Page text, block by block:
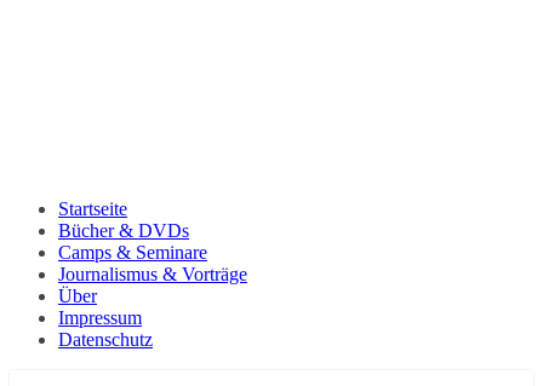
Startseite
Bücher & DVDs
Camps & Seminare
Journalismus & Vorträge
Über
Impressum
Datenschutz